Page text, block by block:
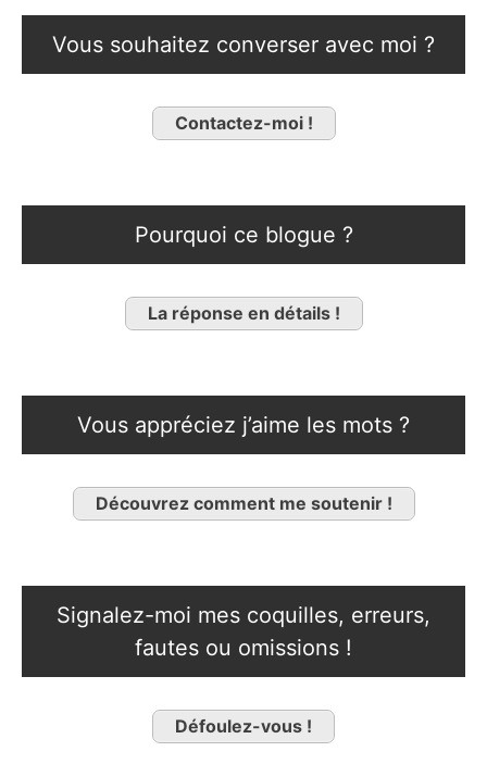
Vous souhaitez converser avec moi ?
Contactez-moi !
Pourquoi ce blogue ?
La réponse en détails !
Vous appréciez j’aime les mots ?
Découvrez comment me soutenir !
Signalez-moi mes coquilles, erreurs,
fautes ou omissions !
Défoulez-vous !